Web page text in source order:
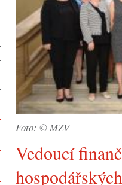
Foto: © MZV
Vedoucí